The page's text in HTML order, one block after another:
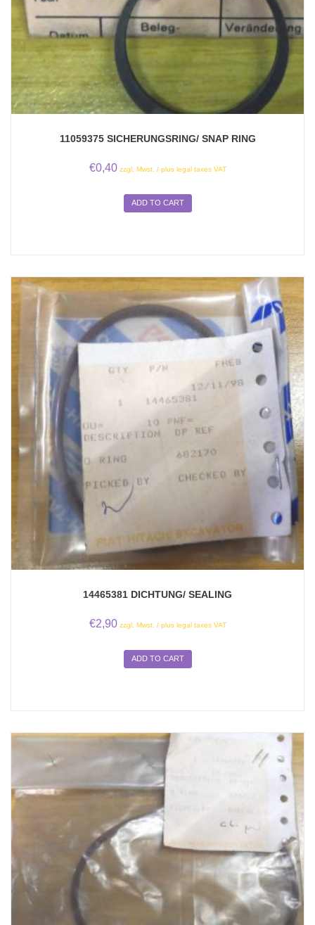
11059375 SICHERUNGSRING/ SNAP RING
€0,40 zzgl. Mwst. / plus legal taxes VAT
ADD TO CART
14465381 DICHTUNG/ SEALING
€2,90 zzgl. Mwst. / plus legal taxes VAT
ADD TO CART